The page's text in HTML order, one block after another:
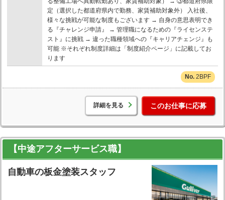
定（選択した都道府県内で勤務、家賃補助対象外） 入社後、
様々な挑戦が可能な制度もございます → 自身の意思表明でき
る『チャレンジ申請』 → 管理職になるための『ライセンステ
スト』に挑戦 → 違った職種領域への『キャリアチェンジ』も
可能 ※それぞれ制度詳細は「制度紹介ページ」に記載してお
ります
2BPF
詳細を見る このお仕事に応募
【中途アフターサービス職】
自動車の板金塗装スタッフ